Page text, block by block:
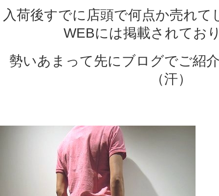
入荷後すでに店頭で何点か売れ
WEBには掲載されてお
勢いあまって先にブログでご紹
（汗）